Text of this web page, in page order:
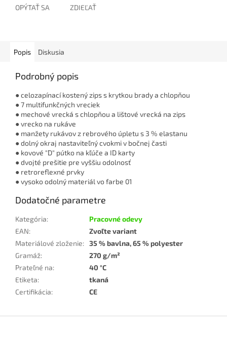
OPÝTAŤ SA ZDIEĽAŤ
Popis Diskusia
Podrobný popis
● celozapínací kostený zips s krytkou brady a chlopňou
● 7 multifunkčných vreciek
● mechové vrecká s chlopňou a lištové vrecká na zips
● vrecko na rukáve
● manžety rukávov z rebrového úpletu s 3 % elastanu
● dolný okraj nastaviteľný cvokmi v bočnej časti
● kovové "D" pútko na kľúče a ID karty
● dvojté prešitie pre vyššiu odolnosť
● retroreflexné prvky
● vysoko odolný materiál vo farbe 01
Dodatočné parametre
Kategória:
Pracovné odevy
EAN:
Zvoľte variant
Materiálové zloženie: 35 % bavlna, 65 % polyester
Gramáž:
270 g/m²
Prateľné na:
40 °C
Etiketa:
tkaná
Certifikácia: CE